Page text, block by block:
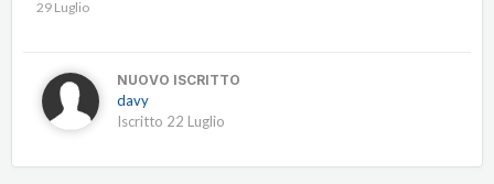
29 Luglio
NUOVO ISCRITTO
davy
Iscritto 22 Luglio